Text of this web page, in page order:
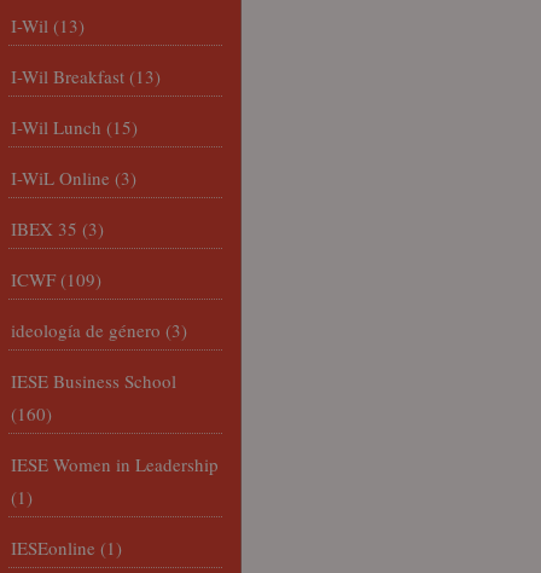
I-Wil (13)
I-Wil Breakfast (13)
I-Wil Lunch (15)
I-WiL Online (3)
IBEX 35 (3)
ICWF (109)
ideología de género (3)
IESE Business School
(160)
IESE Women in Leadership
(1)
IESEonline (1)